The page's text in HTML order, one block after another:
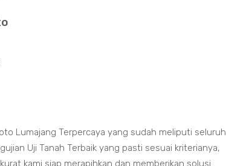
Lumajang Terpercaya yang sudah meliputi seluruh
Uji Tanah Terbaik yang pasti sesuai kriterianya,
kami siap merapihkan dan memberikan solusi